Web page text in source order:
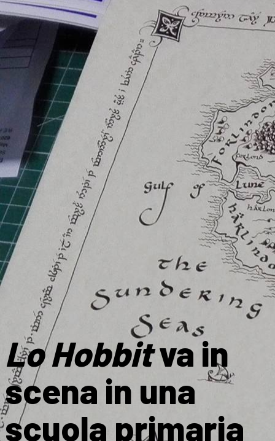
Lo Hobbitva in
scena in una
scuola primaria